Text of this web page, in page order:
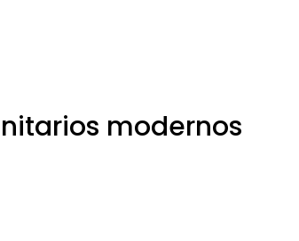
modernos